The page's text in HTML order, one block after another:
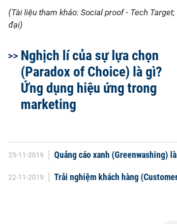
(Tài liệu tham khảo: Social proof - Tech
đại)
Nghịch lí của sự lựa chọn
(Paradox of Choice) là gì?
Ứng dụng hiệu ứng trong
marketing
25-11-2019 Quảng cáo xanh (Greenwashing)
22-11-2019 Trải nghiệm khách hàng